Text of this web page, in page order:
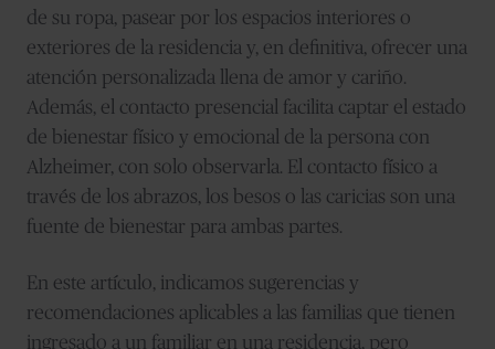
de su ropa, pasear por los espacios interiores o
exteriores de la residencia y, en definitiva, ofrecer una
atención personalizada llena de amor y cariño.
Además, el contacto presencial facilita captar el estado
de bienestar físico y emocional de la persona con
Alzheimer, con solo observarla. El contacto físico a
través de los abrazos, los besos o las caricias son una
fuente de bienestar para ambas partes.
En este artículo, indicamos sugerencias y
recomendaciones aplicables a las familias que tienen
ingresado a un familiar en una residencia, pero